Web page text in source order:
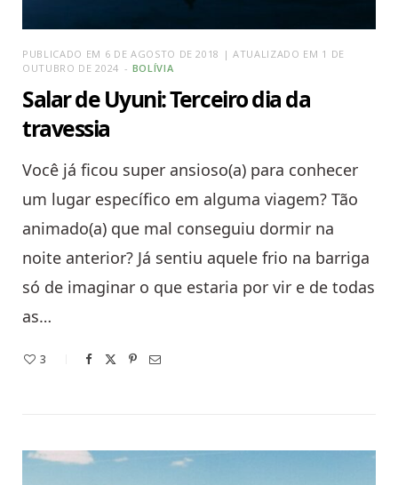
PUBLICADO EM 6 DE AGOSTO DE 2018 | ATUALIZADO EM 1 DE
OUTUBRO DE 2024
BOLÍVIA
Salar de Uyuni: Terceiro dia da
travessia
Você já ficou super ansioso(a) para conhecer
um lugar específico em alguma viagem? Tão
animado(a) que mal conseguiu dormir na
noite anterior? Já sentiu aquele frio na barriga
só de imaginar o que estaria por vir e de todas
as…
3